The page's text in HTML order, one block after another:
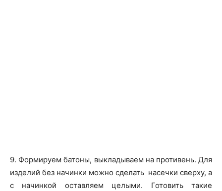
9. Формируем батоны, выкладываем на противень. Для
изделий без начинки можно сделать насечки сверху, а
с начинкой оставляем целыми. Готовить такие